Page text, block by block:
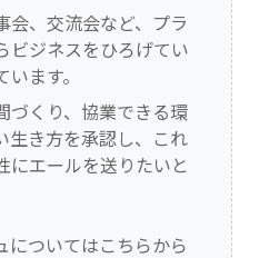
会、交流会など、プラ
ビジネスをひろげてい
ます。
づくり、協業できる環
生き方を承認し、これ
にエールを送りたいと
ついてはこちらから